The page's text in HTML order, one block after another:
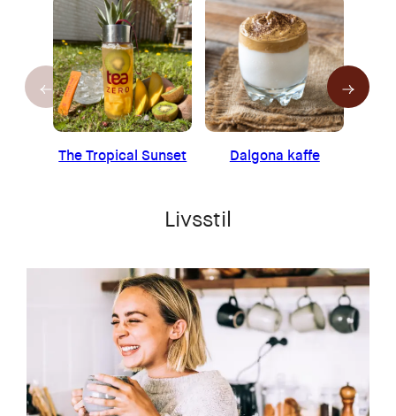
The Tropical Sunset Dalgona kaffe
Livsstil